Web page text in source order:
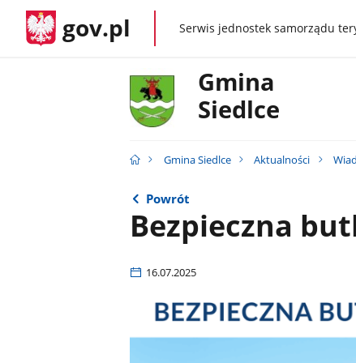
gov.pl gov.plSerwis jednostek samorządu
Gmina
Siedlce
Gmina Siedlce Aktualności
Powrót
Bezpieczna
16.07.2025